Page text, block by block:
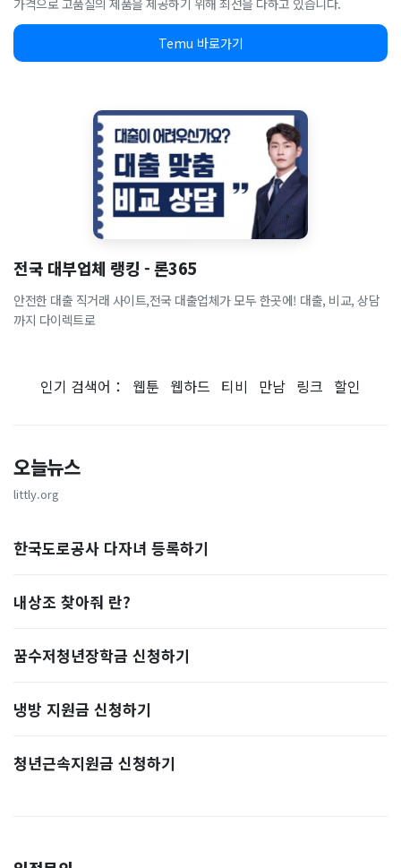
가격으로 고품질의 제품을 제공하기 위해 최선을 다하고 있습니다.
Temu 바로가기
전국 대부업체 랭킹 - 론365
안전한 대출 직거래 사이트,전국 대출업체가 모두 한곳에! 대출, 비교, 상담
까지 다이렉트로
인기 검색어： 웹툰 웹하드 티비 만남 링크 할인
오늘뉴스
littly.org
한국도로공사 다자녀 등록하기
내상조 찾아줘 란?
꿈수저청년장학금 신청하기
냉방 지원금 신청하기
청년근속지원금 신청하기